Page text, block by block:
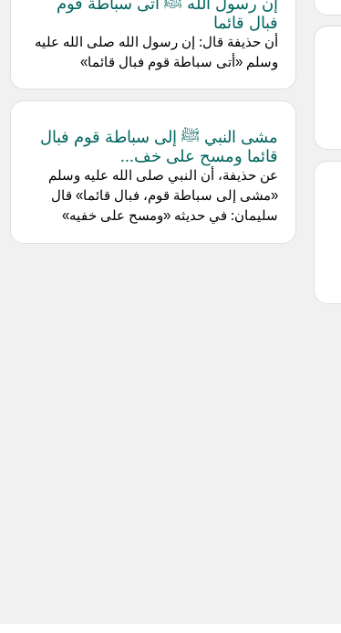
فبال قائما
أن حذيفة قال: إن رسول الله صلى الله عليه
وسلم «أتى سباطة قوم فبال قائما»
مشى النبي ﷺ إلى سباطة قوم فبال
قائما ومسح على خف...
عن حذيفة، أن النبي صلى الله عليه وسلم
«مشى إلى سباطة قوم، فبال قائما» قال
سليمان: في حديثه «ومسح على خفيه»